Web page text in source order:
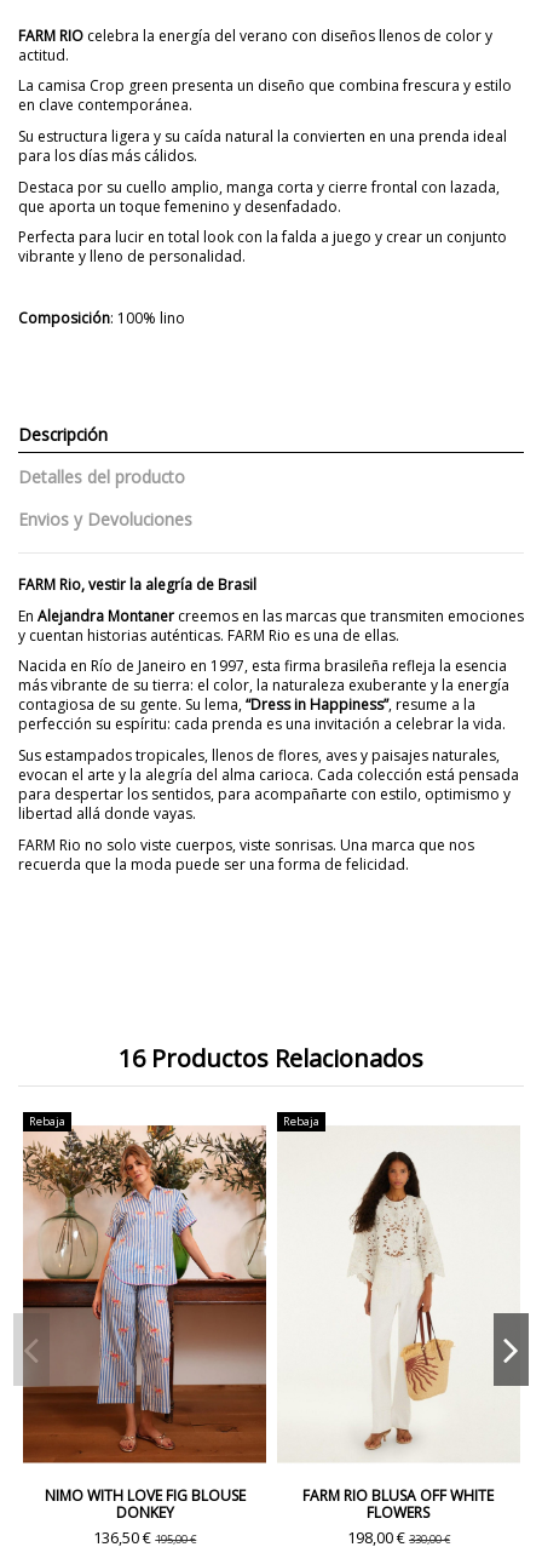
FARM RIO celebra la energía del verano con diseños llenos de color y
actitud.
La camisa Crop green presenta un diseño que combina frescura y estilo
en clave contemporánea.
Su estructura ligera y su caída natural la convierten en una prenda ideal
para los días más cálidos.
Destaca por su cuello amplio, manga corta y cierre frontal con lazada,
que aporta un toque femenino y desenfadado.
Perfecta para lucir en total look con la falda a juego y crear un conjunto
vibrante y lleno de personalidad.
Composición: 100% lino
Descripción
Detalles del producto
Envios y Devoluciones
FARM Rio, vestir la alegría de Brasil
En Alejandra Montaner creemos en las marcas que transmiten emociones
y cuentan historias auténticas. FARM Rio es una de ellas.
Nacida en Río de Janeiro en 1997, esta firma brasileña refleja la esencia
más vibrante de su tierra: el color, la naturaleza exuberante y la energía
contagiosa de su gente. Su lema,“Dress in Happiness”, resume a la
perfección su espíritu: cada prenda es una invitación a celebrar la vida.
Sus estampados tropicales, llenos de flores, aves y paisajes naturales,
evocan el arte y la alegría del alma carioca. Cada colección está pensada
para despertar los sentidos, para acompañarte con estilo, optimismo y
libertad allá donde vayas.
FARM Rio no solo viste cuerpos, viste sonrisas. Una marca que nos
recuerda que la moda puede ser una forma de felicidad.
16 Productos Relacionados
Rebaja
NIMO WITH LOVE FIG BLOUSE
DONKEY
136,50 €195,00 €
Rebaja
FARM RIO BLUSA OFF WHITE
FLOWERS
198,00 € 330,00 €